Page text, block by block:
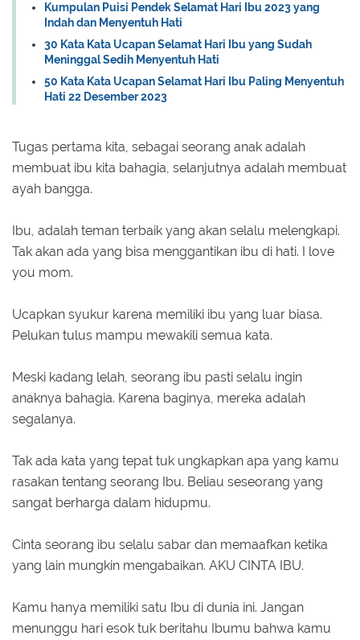
Kumpulan Puisi Pendek Selamat Hari Ibu 2023 yang
Indah dan Menyentuh Hati
30 Kata Kata Ucapan Selamat Hari Ibu yang Sudah
Meninggal Sedih Menyentuh Hati
50 Kata Kata Ucapan Selamat Hari Ibu Paling Menyentuh
Hati 22 Desember 2023
Tugas pertama kita, sebagai seorang anak adalah
membuat ibu kita bahagia, selanjutnya adalah membuat
ayah bangga.
Ibu, adalah teman terbaik yang akan selalu melengkapi.
Tak akan ada yang bisa menggantikan ibu di hati. I love
you mom.
Ucapkan syukur karena memiliki ibu yang luar biasa.
Pelukan tulus mampu mewakili semua kata.
Meski kadang lelah, seorang ibu pasti selalu ingin
anaknya bahagia. Karena baginya, mereka adalah
segalanya.
Tak ada kata yang tepat tuk ungkapkan apa yang kamu
rasakan tentang seorang Ibu. Beliau seseorang yang
sangat berharga dalam hidupmu.
Cinta seorang ibu selalu sabar dan memaafkan ketika
yang lain mungkin mengabaikan. AKU CINTA IBU.
Kamu hanya memiliki satu Ibu di dunia ini. Jangan
menunggu hari esok tuk beritahu Ibumu bahwa kamu